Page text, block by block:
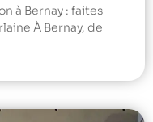
à Bernay : faites
À Bernay, de